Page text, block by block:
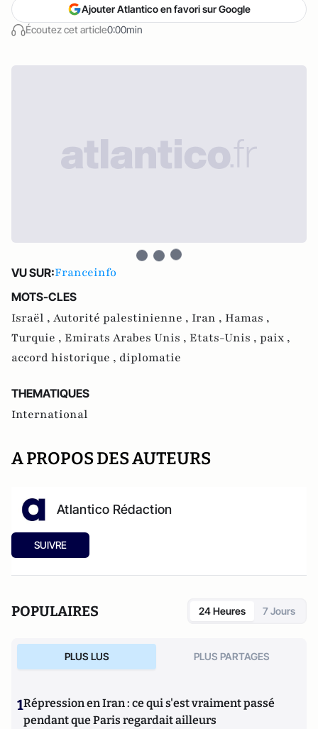
Écoutez cet article0:00min
Ajouter Atlantico en favori sur Google
VU SUR:Franceinfo
MOTS-CLES
Israël , Autorité palestinienne , Iran , Hamas ,
Turquie , Emirats Arabes Unis , Etats-Unis , paix ,
accord historique , diplomatie
THEMATIQUES
International
A PROPOS DES AUTEURS
Atlantico Rédaction
SUIVRE
POPULAIRES 24 Heures 7 Jours
PLUS LUS PLUS PARTAGES
1Répression en Iran : ce qui s'est vraiment passé
pendant que Paris regardait ailleurs